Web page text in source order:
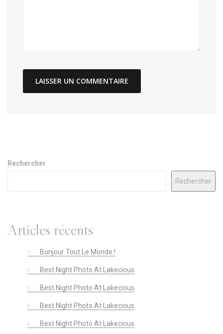
Rechercher
Rechercher
Articles récents
Bonjour Tout Le Monde !
Best Night Photo At Lakecious
Best Night Photo At Lakecious
Best Night Photo At Lakecious
Best Night Photo At Lakecious